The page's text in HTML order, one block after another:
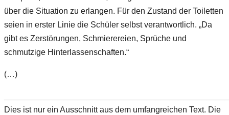
über die Situation zu erlangen. Für den Zustand der Toiletten
seien in erster Linie die Schüler selbst verantwortlich. „Da
gibt es Zerstörungen, Schmierereien, Sprüche und
schmutzige Hinterlassenschaften.“
(…)
Dies ist nur ein Ausschnitt aus dem umfangreichen Text. Die